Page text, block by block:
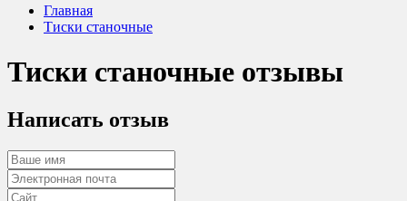
Главная
Тиски станочные
Тиски станочные отзывы
Написать отзыв